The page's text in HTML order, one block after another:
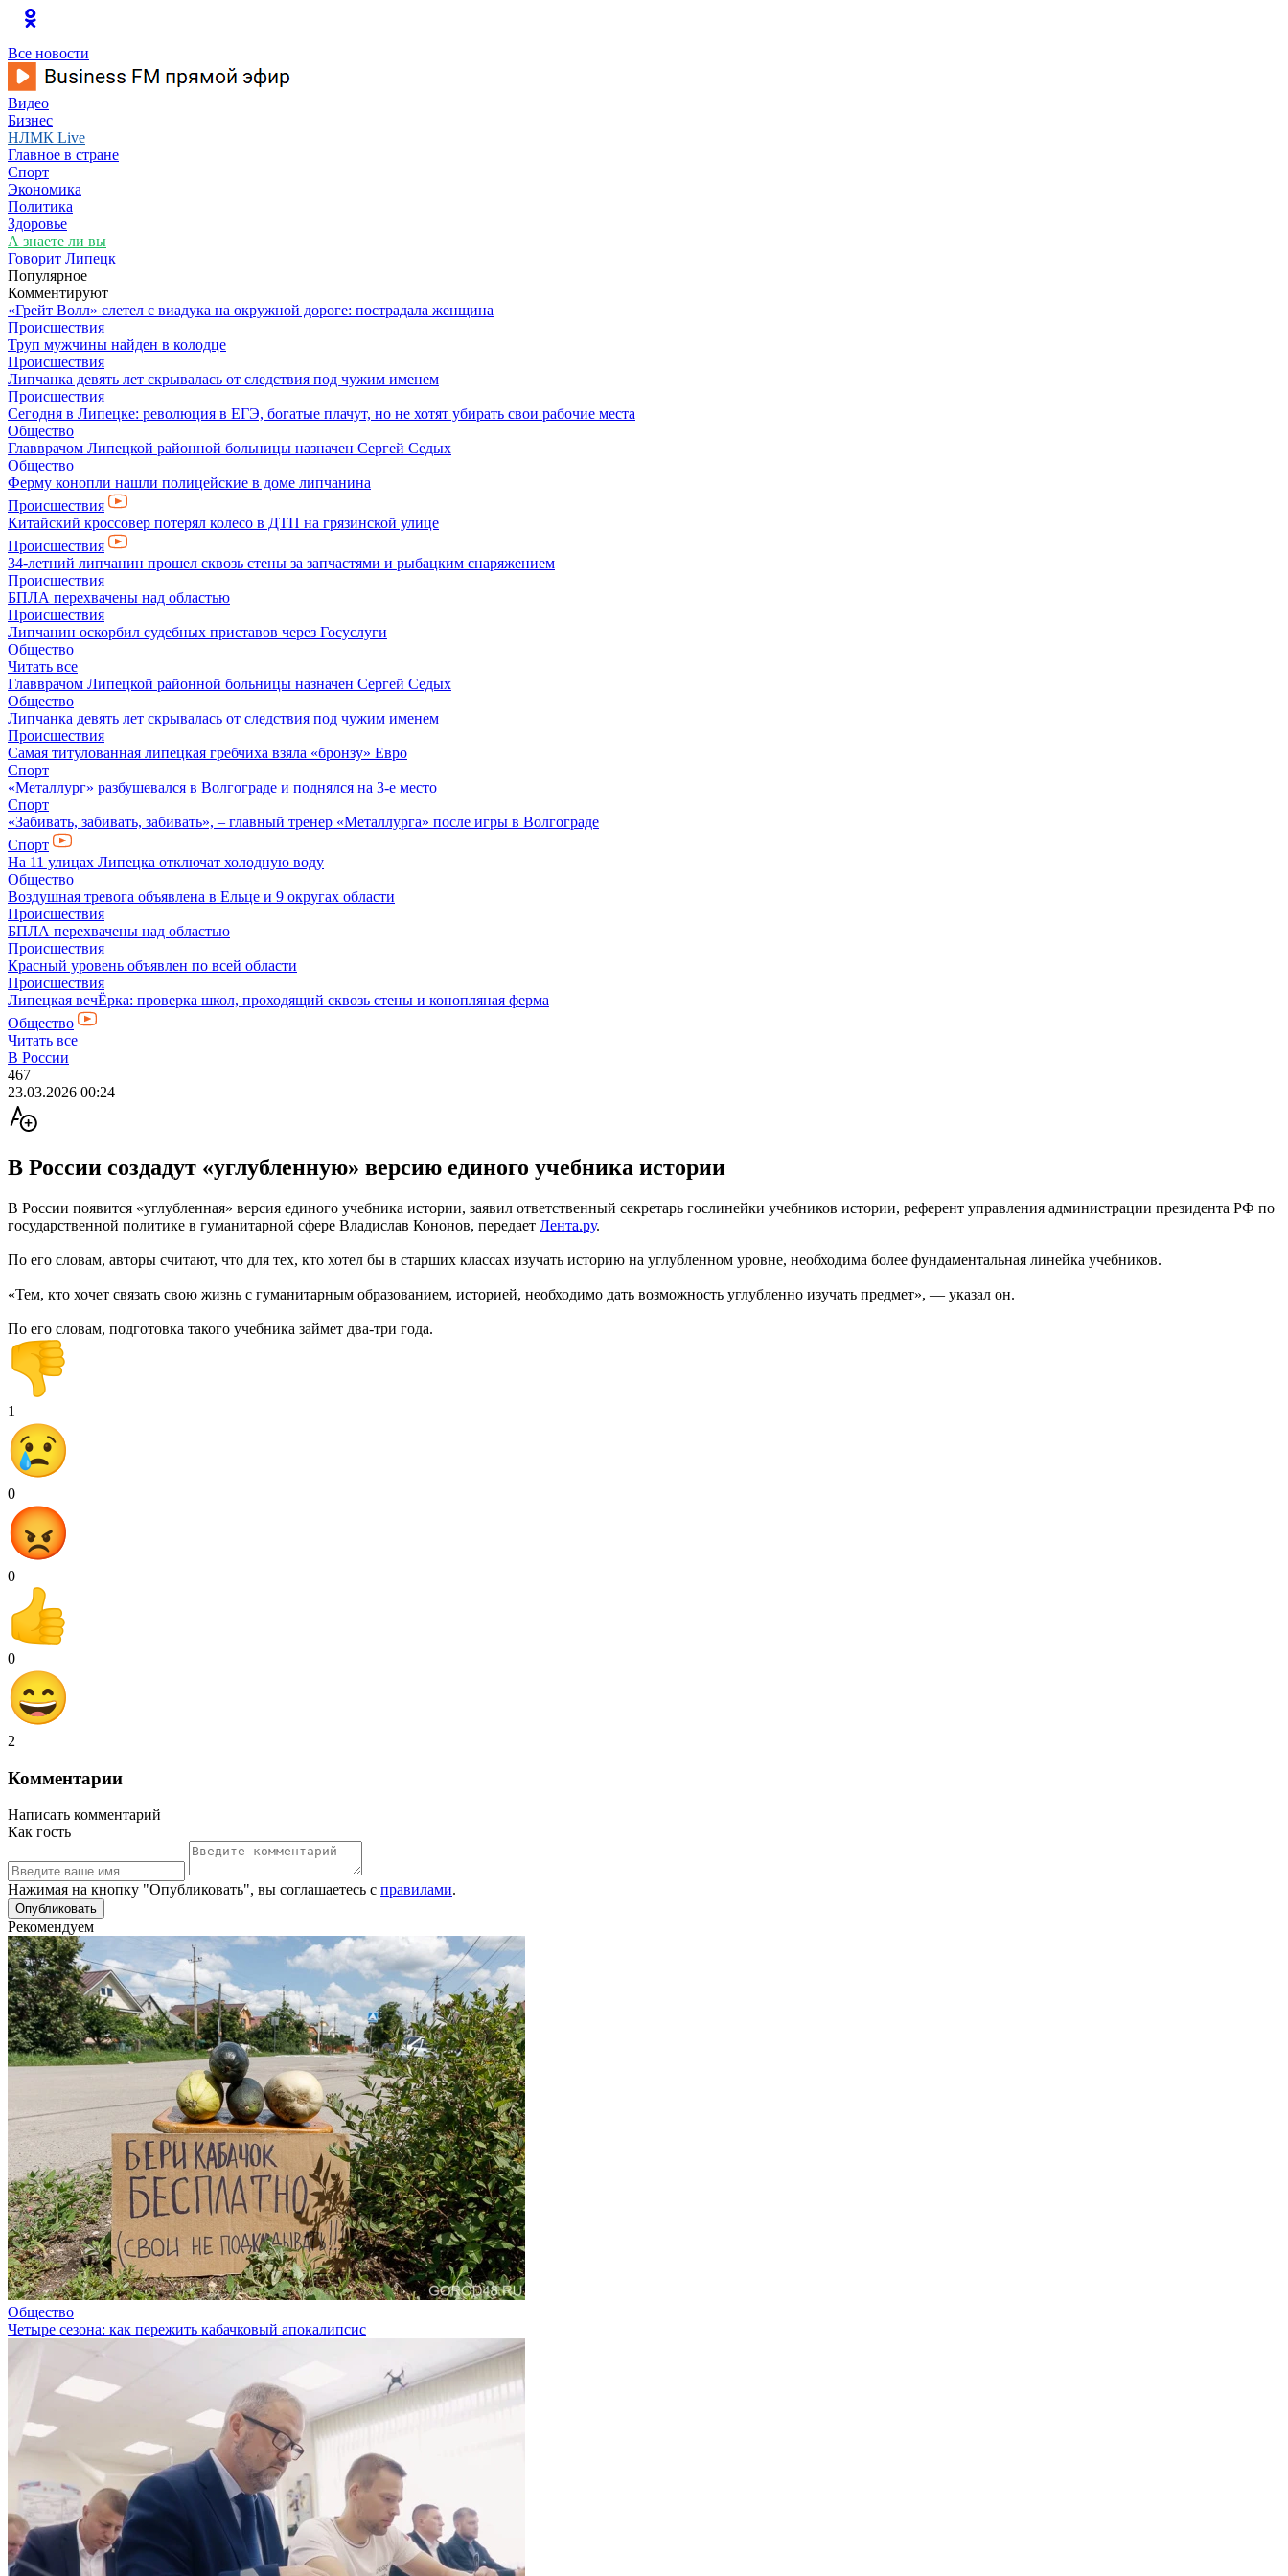
Все новости
Видео
Бизнес
НЛМК Live
Главное в стране
Спорт
Экономика
Политика
Здоровье
А знаете ли вы
Говорит Липецк
Популярное
Комментируют
«Грейт Волл» слетел с виадука на окружной дороге: пострадала женщина
Происшествия
Труп мужчины найден в колодце
Происшествия
Липчанка девять лет скрывалась от следствия под чужим именем
Происшествия
Сегодня в Липецке: революция в ЕГЭ, богатые плачут, но не хотят убирать свои рабочие места
Общество
Главврачом Липецкой районной больницы назначен Сергей Седых
Общество
Ферму конопли нашли полицейские в доме липчанина
Происшествия
Китайский кроссовер потерял колесо в ДТП на грязинской улице
Происшествия
34-летний липчанин прошел сквозь стены за запчастями и рыбацким снаряжением
Происшествия
БПЛА перехвачены над областью
Происшествия
Липчанин оскорбил судебных приставов через Госуслуги
Общество
Читать все
Главврачом Липецкой районной больницы назначен Сергей Седых
Общество
Липчанка девять лет скрывалась от следствия под чужим именем
Происшествия
Самая титулованная липецкая гребчиха взяла «бронзу» Евро
Спорт
«Металлург» разбушевался в Волгограде и поднялся на 3-е место
Спорт
«Забивать, забивать, забивать», – главный тренер «Металлурга» после игры в Волгограде
Спорт
На 11 улицах Липецка отключат холодную воду
Общество
Воздушная тревога объявлена в Ельце и 9 округах области
Происшествия
БПЛА перехвачены над областью
Происшествия
Красный уровень объявлен по всей области
Происшествия
Липецкая вечЁрка: проверка школ, проходящий сквозь стены и конопляная ферма
Общество
Читать все
В России
467
23.03.2026 00:24
В России создадут «углубленную» версию единого учебника истории
В России появится «углубленная» версия единого учебника истории, заявил ответственный секретарь гослинейки учебников истории, референт управления администрации президента РФ по
государственной политике в гуманитарной сфере Владислав Кононов, передает Лента.ру.
По его словам, авторы считают, что для тех, кто хотел бы в старших классах изучать историю на углубленном уровне, необходима более фундаментальная линейка учебников.
«Тем, кто хочет связать свою жизнь с гуманитарным образованием, историей, необходимо дать возможность углубленно изучать предмет», — указал он.
По его словам, подготовка такого учебника займет два-три года.
1
0
0
0
2
Комментарии
Написать комментарий
Как гость
Нажимая на кнопку "Опубликовать", вы соглашаетесь с правилами.
Рекомендуем
Общество
Четыре сезона: как пережить кабачковый апокалипсис